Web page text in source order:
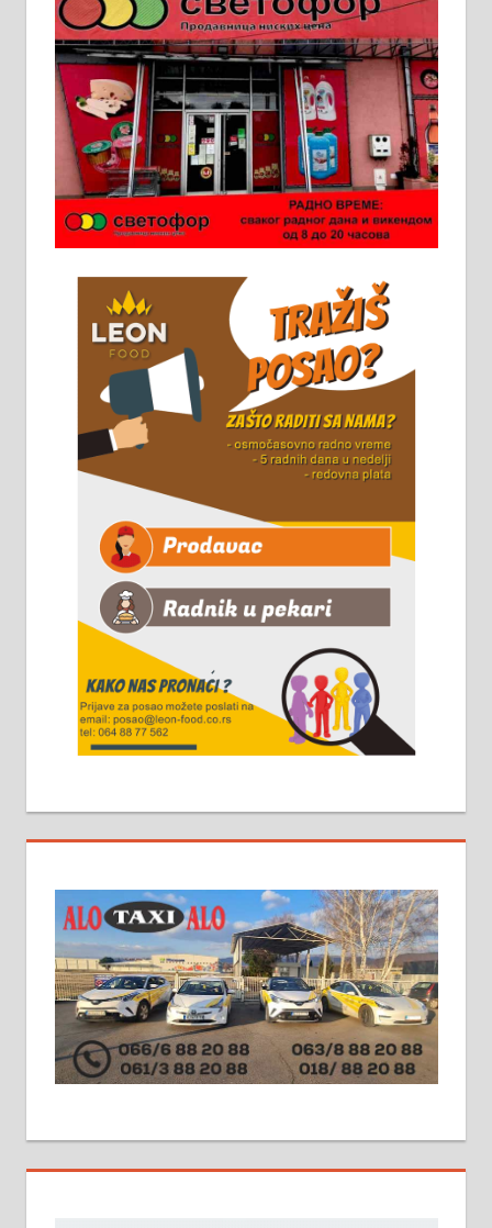
Пружам услуге завршних радова
у грађевини, хидроизолације и
молерских радова. 061/25-28-058
Ало таксију потребан возач са Б
категоријом. 064/02-85-511
Потребна два радника за рад на
стоваришту „Липа промет” у
информација доћи лично на
стовариште у улици Максима
Горког 26 сваког радног дана од
8 до 15 часова. 063/465-045
Чистим све врсте димњака.
061/32-13-445